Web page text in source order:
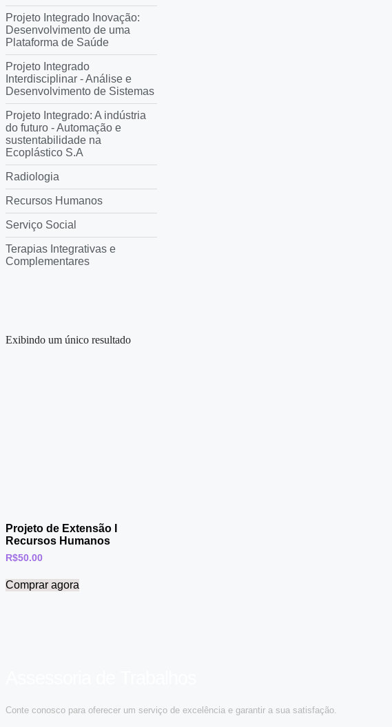
Projeto Integrado Inovação:
Desenvolvimento de uma
Plataforma de Saúde
Projeto Integrado
Interdisciplinar - Análise e
Desenvolvimento de Sistemas
Projeto Integrado: A indústria
do futuro - Automação e
sustentabilidade na
Ecoplástico S.A
Radiologia
Recursos Humanos
Serviço Social
Terapias Integrativas e
Complementares
Exibindo um único resultado
Projeto de Extensão I
Recursos Humanos
R$50.00
Comprar agora
Conte conosco para oferecer um serviço de excelência e garantir a sua satisfação.